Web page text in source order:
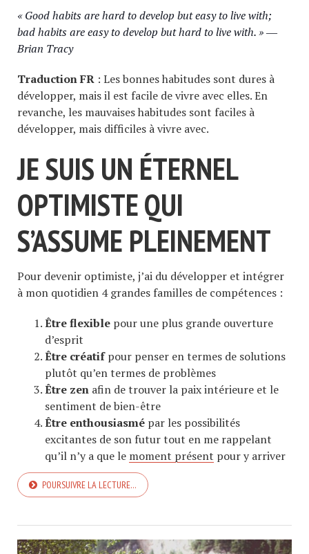
« Good habits are hard to develop but easy to live with;
bad habits are easy to develop but hard to live with. » ―
Brian Tracy
Traduction FR : Les bonnes habitudes sont dures à
développer, mais il est facile de vivre avec elles. En
revanche, les mauvaises habitudes sont faciles à
développer, mais difficiles à vivre avec.
JE SUIS UN ÉTERNEL
OPTIMISTE QUI
S’ASSUME PLEINEMENT
Pour devenir optimiste, j’ai du développer et intégrer
à mon quotidien 4 grandes familles de compétences :
Être flexible pour une plus grande ouverture
d’esprit
Être créatifpour penser en termes de solutions
plutôt qu’en termes de problèmes
Être zen afin de trouver la paix intérieure et le
sentiment de bien-être
Être enthousiasmé par les possibilités
excitantes de son futur tout en me rappelant
qu’il n’y a que le moment présent pour y arriver
POURSUIVRE LA LECTURE…